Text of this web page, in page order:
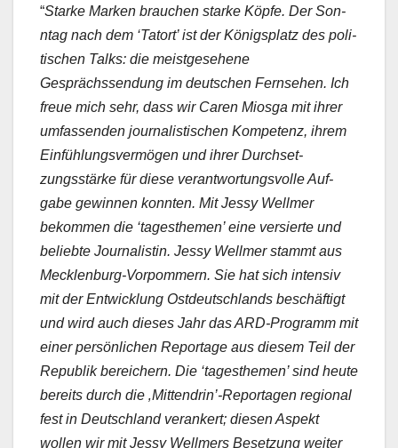
“Starke Marken brauchen starke Köpfe. Der Son­
ntag nach dem ‘Tatort’ ist der Königsplatz des poli­
tis­chen Talks: die meist­ge­se­hene
Gesprächssendung im deutschen Fernse­hen. Ich
freue mich sehr, dass wir Caren Mios­ga mit ihrer
umfassenden jour­nal­is­tis­chen Kom­pe­tenz, ihrem
Ein­füh­lungsver­mö­gen und ihrer Durch­set­
zungsstärke für diese ver­ant­wor­tungsvolle Auf­
gabe gewin­nen kon­nten. Mit Jessy Wellmer
bekom­men die ‘tages­the­men’ eine ver­sierte und
beliebte Jour­nal­istin. Jessy Wellmer stammt aus
Meck­len­burg-Vor­pom­mern. Sie hat sich inten­siv
mit der Entwick­lung Ost­deutsch­lands beschäftigt
und wird auch dieses Jahr das ARD-Pro­gramm mit
ein­er per­sön­lichen Reportage aus diesem Teil der
Repub­lik bere­ich­ern. Die ‘tages­the­men’ sind heute
bere­its durch die ‚Mittendrin’-Reportagen region­al
fest in Deutsch­land ver­ankert; diesen Aspekt
wollen wir mit Jessy Wellmers Beset­zung weit­er